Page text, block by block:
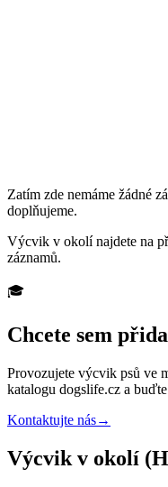
Zatím zde nemáme žádné
doplňujeme.
Výcvik v okolí najdete na
záznamů.
🎓
Chcete sem
Provozujete výcvik psů ve
katalogu dogslife.cz a
Kontaktujte nás→
Výcvik v okolí